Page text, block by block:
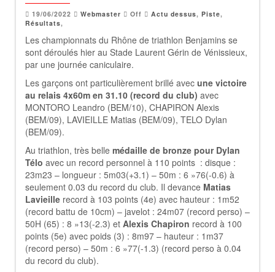
19/06/2022 Webmaster Off Actu dessus, Piste,
Résultats,
Les championnats du Rhône de triathlon Benjamins se
sont déroulés hier au Stade Laurent Gérin de Vénissieux,
par une journée caniculaire.
Les garçons ont particulièrement brillé avec une victoire
au relais 4x60m en 31.10 (record du club) avec
MONTORO Leandro (BEM/10), CHAPIRON Alexis
(BEM/09), LAVIEILLE Matias (BEM/09), TELO Dylan
(BEM/09).
Au triathlon, très belle médaille de bronze pour Dylan
Télo avec un record personnel à 110 points : disque :
23m23 – longueur : 5m03(+3.1) – 50m : 6 »76(-0.6) à
seulement 0.03 du record du club. Il devance Matias
Lavieille record à 103 points (4e) avec hauteur : 1m52
(record battu de 10cm) – javelot : 24m07 (record perso) –
50H (65) : 8 »13(-2.3) et Alexis Chapiron record à 100
points (5e) avec poids (3) : 8m97 – hauteur : 1m37
(record perso) – 50m : 6 »77(-1.3) (record perso à 0.04
du record du club).